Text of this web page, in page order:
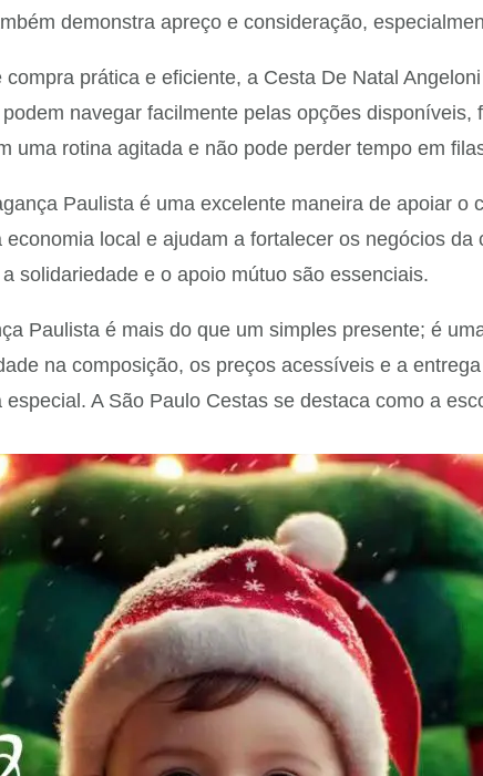
demonstra apreço e consideração,
prática e eficiente, a Cesta De Natal
navegar facilmente pelas opções
uma rotina agitada e não pode perder tempo em
Paulista é uma excelente maneira de apoiar
local e ajudam a fortalecer os negócios
solidariedade e o apoio mútuo são essenciais.
Paulista é mais do que um simples presente; é
na composição, os preços acessíveis e a
A São Paulo Cestas se destaca como a